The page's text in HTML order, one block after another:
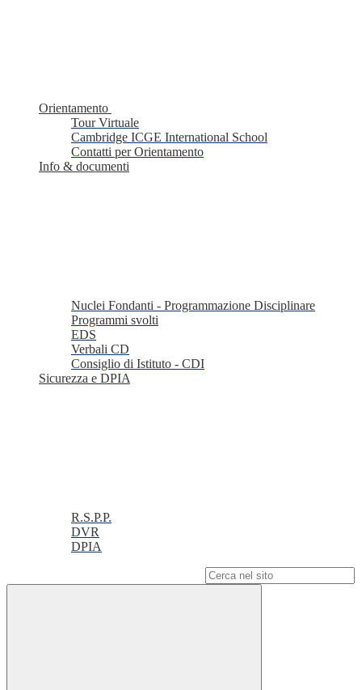
Orientamento
Tour Virtuale
Cambridge ICGE International School
Contatti per Orientamento
Info & documenti
Nuclei Fondanti - Programmazione Disciplinare
Programmi svolti
EDS
Verbali CD
Consiglio di Istituto - CDI
Sicurezza e DPIA
R.S.P.P.
DVR
DPIA